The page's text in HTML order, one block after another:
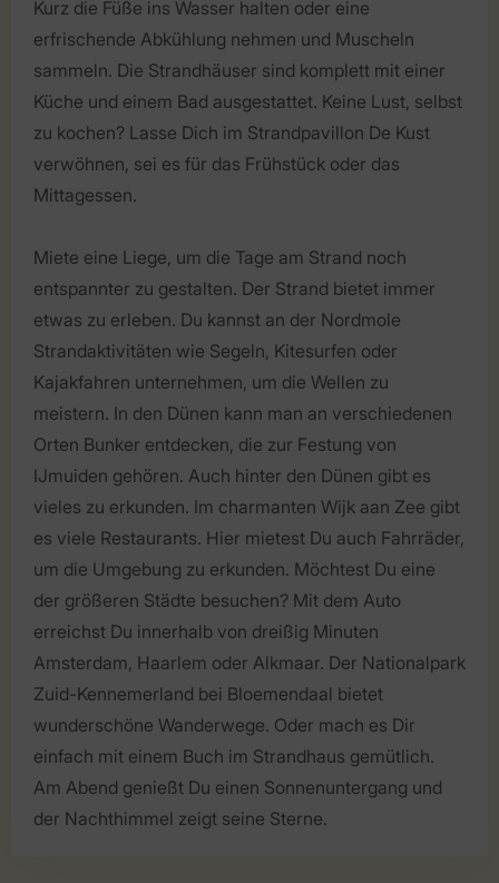
Kurz die Füße ins Wasser halten oder eine
erfrischende Abkühlung nehmen und Muscheln
sammeln. Die Strandhäuser sind komplett mit einer
Küche und einem Bad ausgestattet. Keine Lust, selbst
zu kochen? Lasse Dich im Strandpavillon De Kust
verwöhnen, sei es für das Frühstück oder das
Mittagessen.
Miete eine Liege, um die Tage am Strand noch
entspannter zu gestalten. Der Strand bietet immer
etwas zu erleben. Du kannst an der Nordmole
Strandaktivitäten wie Segeln, Kitesurfen oder
Kajakfahren unternehmen, um die Wellen zu
meistern. In den Dünen kann man an verschiedenen
Orten Bunker entdecken, die zur Festung von
IJmuiden gehören. Auch hinter den Dünen gibt es
vieles zu erkunden. Im charmanten Wijk aan Zee gibt
es viele Restaurants. Hier mietest Du auch Fahrräder,
um die Umgebung zu erkunden. Möchtest Du eine
der größeren Städte besuchen? Mit dem Auto
erreichst Du innerhalb von dreißig Minuten
Amsterdam, Haarlem oder Alkmaar. Der Nationalpark
Zuid-Kennemerland bei Bloemendaal bietet
wunderschöne Wanderwege. Oder mach es Dir
einfach mit einem Buch im Strandhaus gemütlich.
Am Abend genießt Du einen Sonnenuntergang und
der Nachthimmel zeigt seine Sterne.